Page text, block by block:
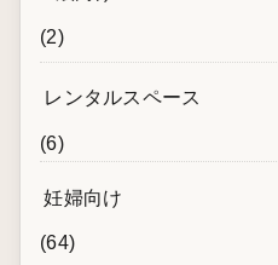
(2)
レンタルスペース
(6)
妊婦向け
(64)